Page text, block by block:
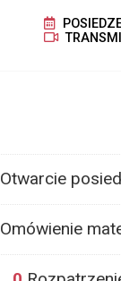
Otwarcie
Omówienie